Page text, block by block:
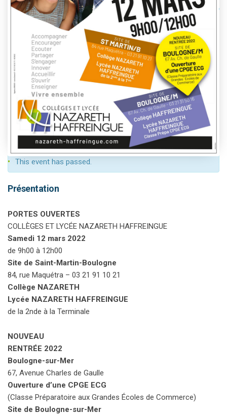
This event has passed.
Présentation
PORTES OUVERTES
COLLÈGES ET LYCÉE NAZARETH HAFFREINGUE
Samedi 12 mars 2022
de 9h00 à 12h00
Site de Saint-Martin-Boulogne
84, rue Maquétra – 03 21 91 10 21
Collège NAZARETH
Lycée NAZARETH HAFFREINGUE
de la 2nde à la Terminale
NOUVEAU
RENTRÉE 2022
Boulogne-sur-Mer
67, Avenue Charles de Gaulle
Ouverture d’une CPGE ECG
(Classe Préparatoire aux Grandes Écoles de Commerce)
Site de Boulogne-sur-Mer